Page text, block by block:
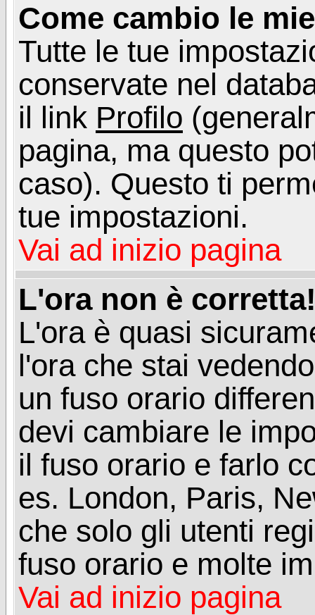
Come cambio le
Tutte le tue
conservate nel
il link Profilo
pagina, ma questo
caso). Questo ti
tue impostazioni.
Vai ad inizio pagina
L'ora non è
L'ora è quasi
l'ora che stai
un fuso orario
devi cambiare le
il fuso orario e farlo
es. London, Paris,
che solo gli utenti
fuso orario e molte
Vai ad inizio pagina